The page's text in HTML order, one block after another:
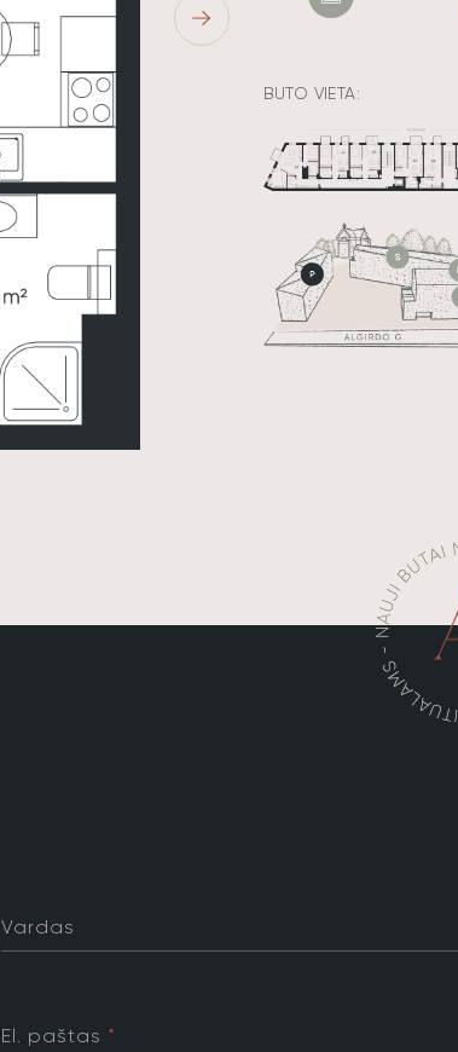
BUTO VIETA:
Vardas
El. paštas *